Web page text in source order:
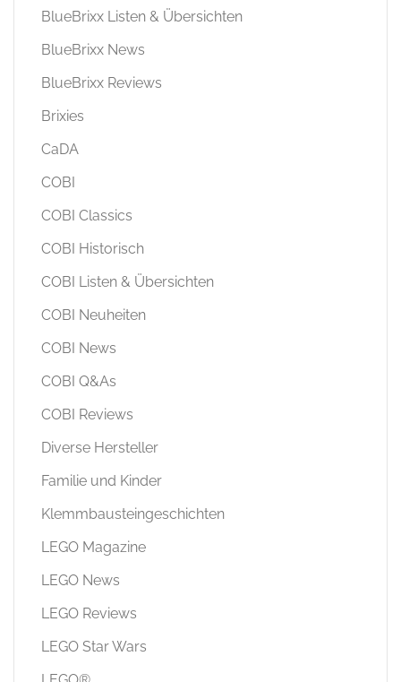
BlueBrixx Listen & Übersichten
BlueBrixx News
BlueBrixx Reviews
Brixies
CaDA
COBI
COBI Classics
COBI Historisch
COBI Listen & Übersichten
COBI Neuheiten
COBI News
COBI Q&As
COBI Reviews
Diverse Hersteller
Familie und Kinder
Klemmbausteingeschichten
LEGO Magazine
LEGO News
LEGO Reviews
LEGO Star Wars